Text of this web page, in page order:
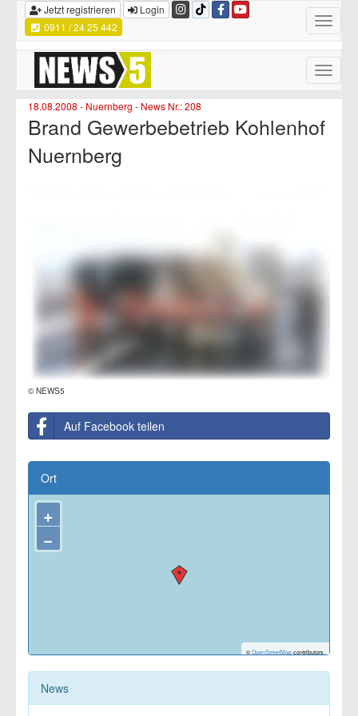
Toggle
Jetzt registrieren
Login
0911 / 24 25 442
Toggle
18.08.2008 - Nuernberg - News Nr.: 208
Brand Gewerbebetrieb Kohlenhof
Nuernberg
© NEWS5
Auf Facebook teilen
Ort
+
−
© OpenStreetMapcontributors.
News